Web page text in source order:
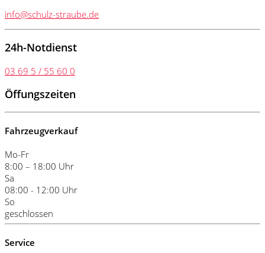
info@schulz-straube.de
24h-Notdienst
03 69 5 / 55 60 0
Öffungszeiten
Fahrzeugverkauf
Mo-Fr
8:00 – 18:00 Uhr
Sa
08:00 - 12:00 Uhr
So
geschlossen
Service